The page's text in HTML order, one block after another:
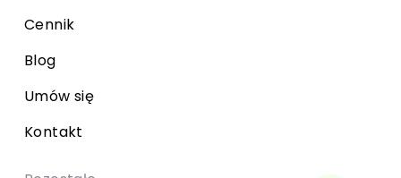
Cennik
Blog
Umów się
Kontakt